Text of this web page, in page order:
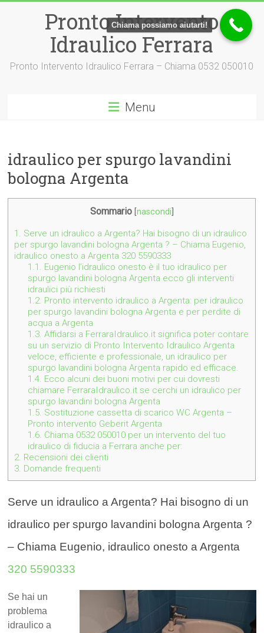
Pronto Intervento
Idraulico Ferrara
Pronto Intervento Idraulico Ferrara – Chiama 0532 050010
Menu
idraulico per spurgo lavandini
bologna Argenta
Sommario nascondi
1. Serve un idraulico a Argenta? Hai bisogno di un idraulico
per spurgo lavandini bologna Argenta ? – Chiama Eugenio,
idraulico onesto a Argenta 320 5590333
1.1. Eugenio l’idraulico onesto è il tuo idraulico per
spurgo lavandini bologna Argenta ecco gli interventi
idraulici più richiesti
1.2. Pronto intervento idraulico a Argenta: per idraulico
per spurgo lavandini bologna Argenta e per perdite di
acqua a Argenta
1.3. Affidarsi a FerraraIdraulico.it significa poter contare
su un servizio di Pronto Intervento Idraulico Argenta
veloce, efficiente e professionale, un idraulico per
spurgo lavandini bologna Argenta rapido ed efficace.
1.4. Ecco alcuni dei buoni motivi per cui dovresti
chiamare FerraraIdraulico.it se cerchi un idraulico per
spurgo lavandini bologna Argenta
1.5. Sostituzione cassetta di scarico WC Argenta –
Pronto intervento Geberit Argenta
1.6. Chiama 0532 050010 per un intervento del tuo
idraulico di fiducia a Ferrara anche per:
2. Recensioni dei clienti
3. Domande frequenti
Serve un idraulico a Argenta? Hai bisogno di un
idraulico per spurgo lavandini bologna Argenta ?
– Chiama Eugenio, idraulico onesto a Argenta
320 5590333
Se hai un
problema
idraulico a
Chiama possiamo aiutarti!